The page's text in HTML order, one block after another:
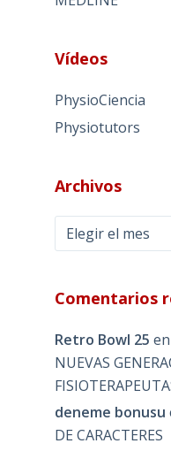
Vídeos
PhysioCiencia
Physiotutors
Archivos
Archivos
Comentarios
Retro Bowl 25 en
NUEVAS
deneme bonusu
DE CARACTERES